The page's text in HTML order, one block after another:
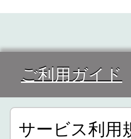
ご利用ガイド
サービス利用